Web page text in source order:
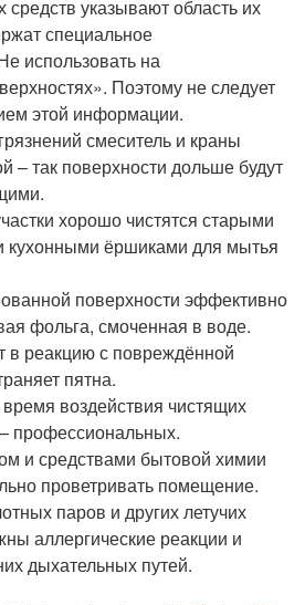
указывают область их
специальное
использовать на
Поэтому не следует
этой информации.
смеситель и краны
– так поверхности дольше будут
хорошо чистятся старыми
кухонными ёршиками для мытья
поверхности эффективно
фольга, смоченная в воде.
в реакцию с повреждённой
пятна.
воздействия чистящих
профессиональных.
и средствами бытовой химии
проветривать помещение.
паров и других летучих
аллергические реакции и
дыхательных путей.